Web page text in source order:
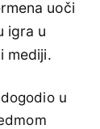
uoči
igra u
mediji.
u